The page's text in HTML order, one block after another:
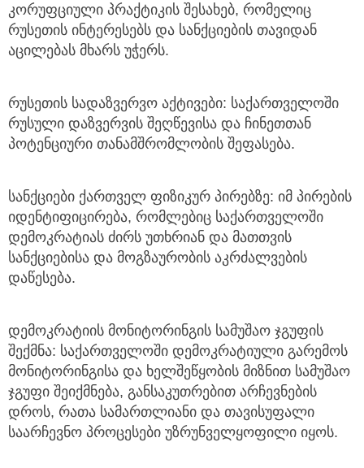
კორუფციული პრაქტიკის შესახებ, რომელიც
რუსეთის ინტერესებს და სანქციების თავიდან
აცილებას მხარს უჭერს.
რუსეთის სადაზვერვო აქტივები: საქართველოში
რუსული დაზვერვის შეღწევისა და ჩინეთთან
პოტენციური თანამშრომლობის შეფასება.
სანქციები ქართველ ფიზიკურ პირებზე: იმ პირების
იდენტიფიცირება, რომლებიც საქართველოში
დემოკრატიას ძირს უთხრიან და მათთვის
სანქციებისა და მოგზაურობის აკრძალვების
დაწესება.
დემოკრატიის მონიტორინგის სამუშაო ჯგუფის
შექმნა: საქართველოში დემოკრატიული გარემოს
მონიტორინგისა და ხელშეწყობის მიზნით სამუშაო
ჯგუფი შეიქმნება, განსაკუთრებით არჩევნების
დროს, რათა სამართლიანი და თავისუფალი
საარჩევნო პროცესები უზრუნველყოფილი იყოს.